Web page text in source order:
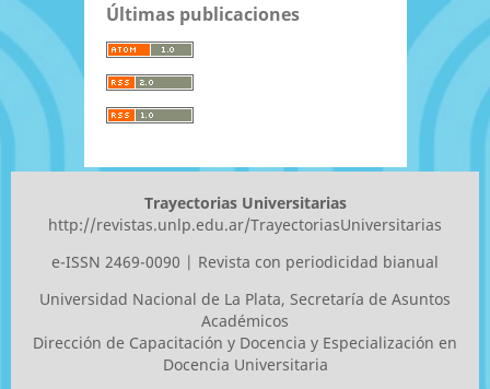
Últimas publicaciones
Trayectorias Universitarias
http://revistas.unlp.edu.ar/TrayectoriasUniversitarias
e-ISSN 2469-0090 | Revista con periodicidad bianual
Universidad Nacional de La Plata, Secretaría de Asuntos
Académicos
Dirección de Capacitación y Docencia y Especialización en
Docencia Universitaria